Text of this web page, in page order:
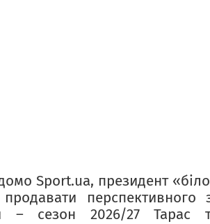
Sport.ua, президент
перспективного
– сезон 2026/27 Тарас